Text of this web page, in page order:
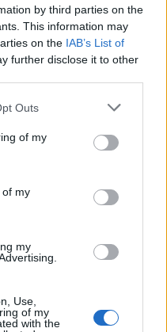
by third parties on the
This information may
on the IAB’s List of
further disclose it to other
Outs
of my
of my
my
Use,
of my
with the